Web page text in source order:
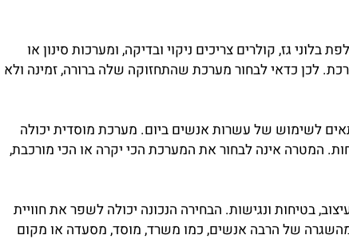
האם הגישה אליה נוחה, האם היא מפריעה למעבר, והאם
כדאי לבחור מערכת שהתחזוקה שלה ברורה, זמינה ולא
המטרה אינה לבחור את המערכת הכי יקרה או הכי מורכבת,